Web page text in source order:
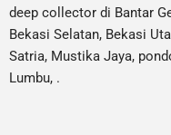
deep collector di Bantar
Bekasi Selatan, Bekasi
Satria, Mustika Jaya,
Lumbu, .